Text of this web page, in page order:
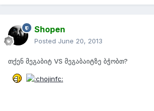
Shopen
Posted June 20, 2013
თქენ მეგაბიტ VS მეგაბაიტზე ბჭობთ?